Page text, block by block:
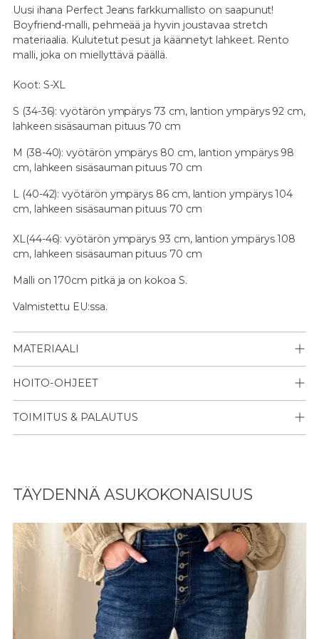
Uusi ihana Perfect Jeans farkkumallisto on saapunut!
Boyfriend-malli, pehmeää ja hyvin joustavaa stretch
materiaalia. Kulutetut pesut ja käännetyt lahkeet. Rento
malli, joka on miellyttävä päällä.
Koot: S-XL
S (34-36): vyötärön ympärys 73 cm, lantion ympärys 92 cm,
lahkeen sisäsauman pituus 70 cm
M (38-40): vyötärön ympärys 80 cm, lantion ympärys 98
cm, lahkeen sisäsauman pituus 70 cm
L (40-42): vyötärön ympärys 86 cm, lantion ympärys 104
cm, lahkeen sisäsauman pituus 70 cm
XL(44-46): vyötärön ympärys 93 cm, lantion ympärys 108
cm, lahkeen sisäsauman pituus 70 cm
Malli on 170cm pitkä ja on kokoa S.
Valmistettu EU:ssa.
MATERIAALI
HOITO-OHJEET
TOIMITUS & PALAUTUS
ostoskoriisi
TÄYDENNÄ ASUKOKONAISUUS